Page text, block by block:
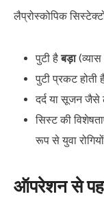
लैप्रोस्कोपिक
पुटी हैबड़ा(व्यास
पुटी प्रकट होती
दर्द या सूजन जैसे
सिस्ट की
रूप से युवा
ऑपरेशन से